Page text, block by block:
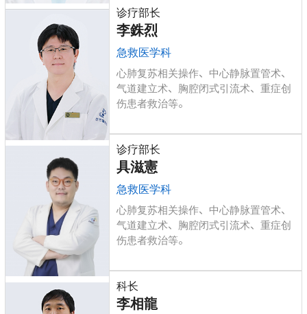
诊疗部长
李銖烈
急救医学科
心肺复苏相关操作、中心静脉置管术、
气道建立术、胸腔闭式引流术、重症创
伤患者救治等。
诊疗部长
具滋憲
急救医学科
心肺复苏相关操作、中心静脉置管术、
气道建立术、胸腔闭式引流术、重症创
伤患者救治等。
科长
李相龍